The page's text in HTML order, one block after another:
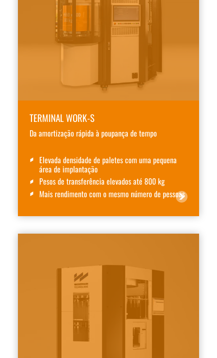
TERMINAL WORK-S
Da amortização rápida à poupança de tempo
Elevada densidade de paletes com uma pequena
área de implantação
Pesos de transferência elevados até 800 kg
Mais rendimento com o mesmo número de pessoas